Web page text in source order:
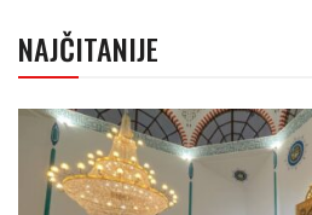
NAJČITANIJE